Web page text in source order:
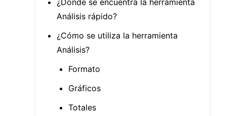
¿Dónde se encuentra la herramienta
Análisis rápido?
¿Cómo se utiliza la herramienta
Análisis?
Formato
Gráficos
Totales